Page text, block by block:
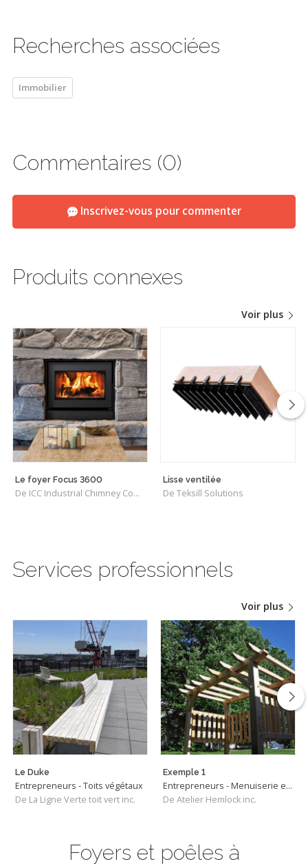
Recherches associées
Immobilier
Commentaires (0)
Inscrivez-vous pour commenter
Produits connexes
Voir plus
Le foyer Focus 3600
De ICC Industrial Chimney Company Inc.
Lisse ventilée
De Teksill Solutions
Services professionnels
Voir plus
Le Duke
Entrepreneurs - Toits végétaux
De La Ligne Verte toit vert inc.
Exemple 1
Entrepreneurs - Menuiserie extérieure
De Atelier Hemlock inc.
Foyers et poêles à